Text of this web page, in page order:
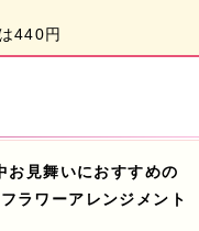
440円
お見舞いにおすすめの
ラワーアレンジメント